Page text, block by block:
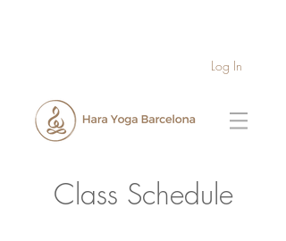
Log In
Class Schedule